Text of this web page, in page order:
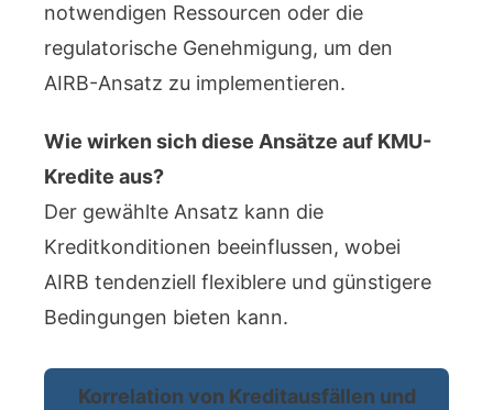
notwendigen Ressourcen oder die
regulatorische Genehmigung, um den
AIRB-Ansatz zu implementieren.
Wie wirken sich diese Ansätze auf KMU-
Kredite aus?
Der gewählte Ansatz kann die
Kreditkonditionen beeinflussen, wobei
AIRB tendenziell flexiblere und günstigere
Bedingungen bieten kann.
Korrelation von Kreditausfällen und